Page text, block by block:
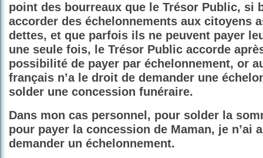
point des bourreaux que le Trésor Public, si
accorder des échelonnements aux citoyens
dettes, et que parfois ils ne peuvent payer
une seule fois, le Trésor Public accorde
possibilité de payer par échelonnement, or
français n’a le droit de demander une
solder une concession funéraire.
Dans mon cas personnel, pour solder la
pour payer la concession de Maman, je n’ai
demander un échelonnement.